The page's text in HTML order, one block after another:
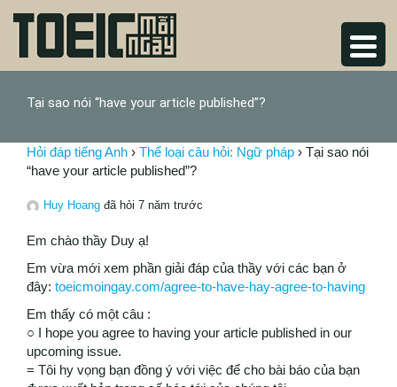
Tại sao nói “have your article published”?
Hỏi đáp tiếng Anh › Thể loại câu hỏi: Ngữ pháp › Tại sao nói
“have your article published”?
Huy Hoang đã hỏi 7 năm trước
Em chào thầy Duy ạ!
Em vừa mới xem phần giải đáp của thầy với các bạn ở
đây: toeicmoingay.com/agree-to-have-hay-agree-to-having
Em thấy có một câu :
○ I hope you agree to having your article published in our
upcoming issue.
= Tôi hy vọng bạn đồng ý với việc để cho bài báo của bạn